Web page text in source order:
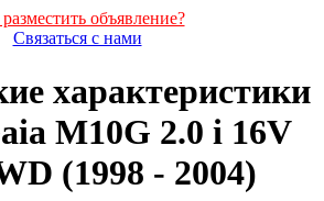
объявление?
Связаться с нами
характеристики
M10G 2.0 i 16V
(1998 - 2004)